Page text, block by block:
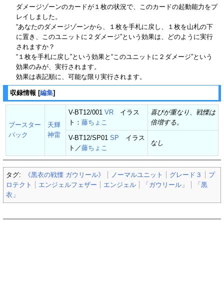
ダメージゾーンのカードが１枚の状況で、このカードの起動能力をプ
レイしました。
“あなたのダメージゾーンから、１枚を手札に戻し、１枚を山札の下
に置き、このユニットに２ダメージ”という効果は、どのように実行
されますか？
“１枚を手札に戻し”という効果と“このユニットに２ダメージ”という
効果のみが、実行されます。
効果は表記順に、可能な限り実行されます。
収録情報 [編集]
ブースター
パック
天輝
神雷
V-BT12/001 VR イラス
ト： 藤ちょこ
喜びが重なり、戦慄は
倍増する。
V-BT12/SP01 SP イラス
ト／藤ちょこ
なし
タグ: 《黒衣の戦慄 ガウリール》 ノーマルユニット グレード３
プ
ロテクト
エンジェルフェザー エンジェル 「ガウリール」
「黒
衣」